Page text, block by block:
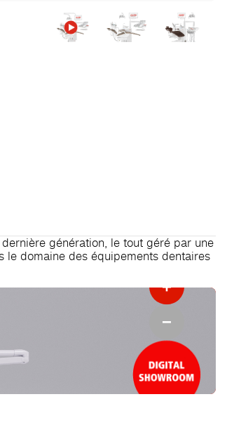
génération, le tout géré par une
le domaine des équipements dentaires